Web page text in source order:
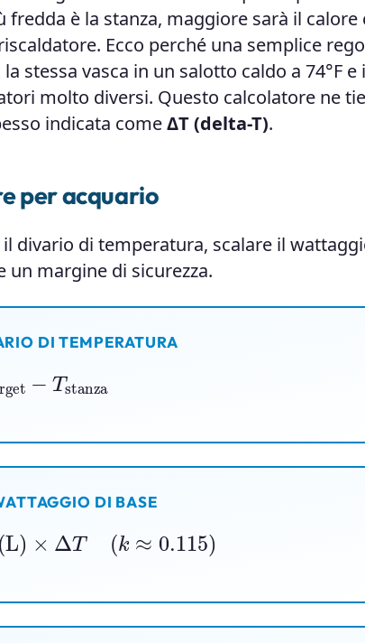
è la stanza, maggiore sarà il calore
Ecco perché una semplice
stessa vasca in un salotto caldo a 74°F e
molto diversi. Questo calcolatore ne
indicata comeΔT (delta-T).
per acquario
divario di temperatura, scalare il
un margine di sicurezza.
DI TEMPERATURA
stanza
DI BASE
(L) ×ΔT ≈0.115 )